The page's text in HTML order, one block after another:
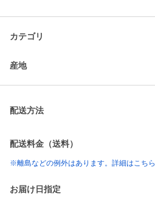
カテゴリ
産地
配送方法
配送料金（送料）
※離島などの例外はあります。詳細はこちら
お届け日指定